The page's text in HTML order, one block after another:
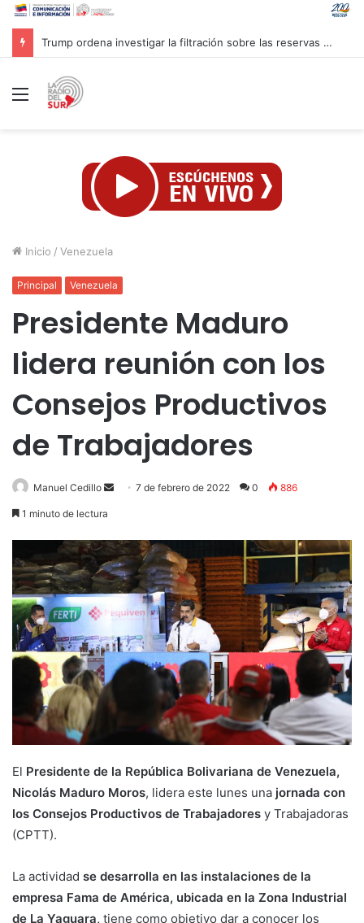
Inaugurado en Cuba XXIV Encuentro Internacional de Partidos Comunistas y Obreros
Menú
Inicio / Venezuela
Principal Venezuela
Presidente Maduro
lidera reunión con los
Consejos Productivos
de Trabajadores
Manuel Cedillo
Send7 de febrero de 2022 0 886
1 minuto de lectura
El Presidente de la República Bolivariana de Venezuela,
Nicolás Maduro Moros, lidera este lunes una jornada con
los Consejos Productivos de Trabajadores y Trabajadoras
(CPTT).
La actividad se desarrolla en las instalaciones de la
empresa Fama de América, ubicada en la Zona Industrial
de La Yaguara, tiene como objetivo dar a conocer los